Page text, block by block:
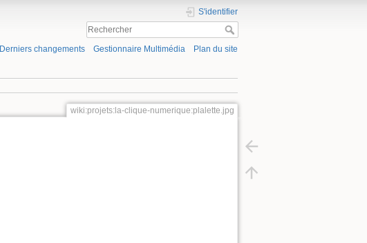
S'identifier
Derniers changements Gestionnaire Multimédia Plan du site
wiki:projets:la-clique-numerique:plalette.jpg